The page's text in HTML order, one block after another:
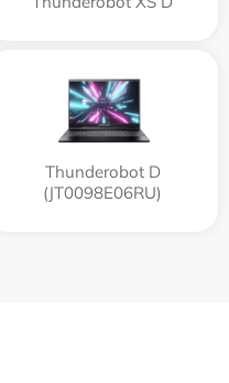
Thunderobot D
(JT0098E06RU)